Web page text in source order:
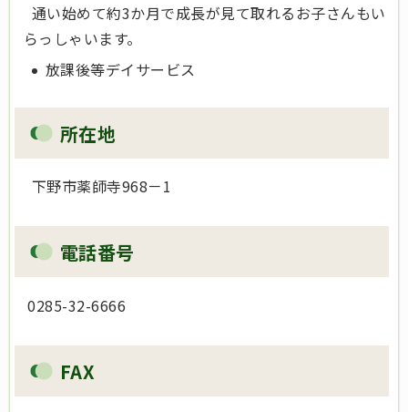
通い始めて約3か月で成長が見て取れるお子さんもい
らっしゃいます。
放課後等デイサービス
所在地
下野市薬師寺968－1
電話番号
0285-32-6666
FAX